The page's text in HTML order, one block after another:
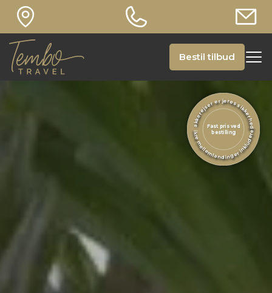
Bestil tilbud
Pakkerejser er jeres sikkerhed
Sikre mellemlandinger inkluderet
Fast pris ved
bestilling